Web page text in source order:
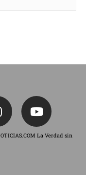
La Verdad sin